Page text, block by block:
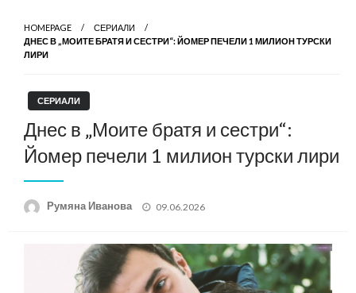
HOMEPAGE
СЕРИАЛИ
ДНЕС В „МОИТЕ БРАТЯ И СЕСТРИ“: ЙОМЕР ПЕЧЕЛИ 1 МИЛИОН ТУРСКИ
ЛИРИ
СЕРИАЛИ
Днес в „Моите братя и сестри“:
Йомер печели 1 милион турски лири
Румяна Иванова
Posted
09.06.2026